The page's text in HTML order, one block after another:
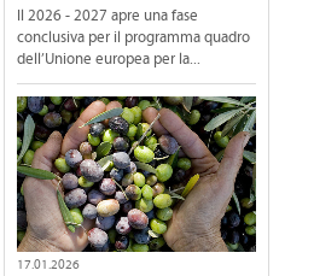
Il 2026 - 2027 apre una fase
conclusiva per il programma quadro
dell’Unione europea per la...
17.01.2026